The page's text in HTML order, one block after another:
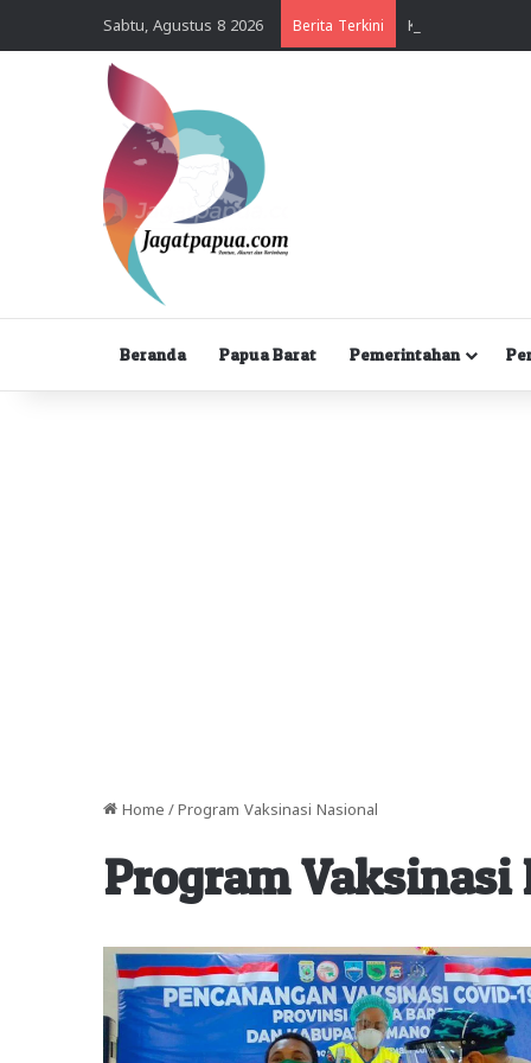
Sabtu, Agustus 8 2026 Berita Terkini
Beranda Papua Barat Pemerintahan
Home / Program Vaksinasi Nasional
Program Vaksinasi